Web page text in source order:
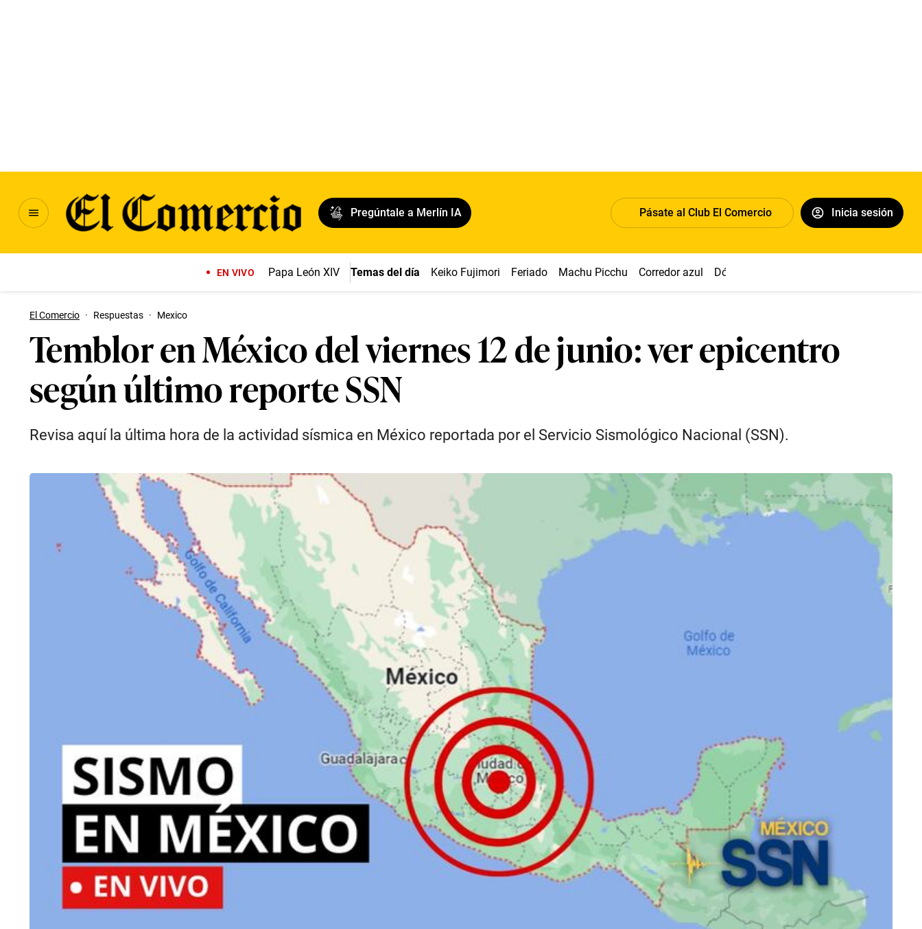
Pregúntale a Merlín IA Pásate al Club El Comercio Inicia sesión
EN VIVO Papa León XIV Temas del día Keiko Fujimori Feriado Machu Picchu Corredor azul Dólar
El Comercio · Respuestas · Mexico
Temblor en México del viernes 12 de junio: ver epicentro
según último reporte SSN
Revisa aquí la última hora de la actividad sísmica en México reportada por el Servicio Sismológico Nacional (SSN).